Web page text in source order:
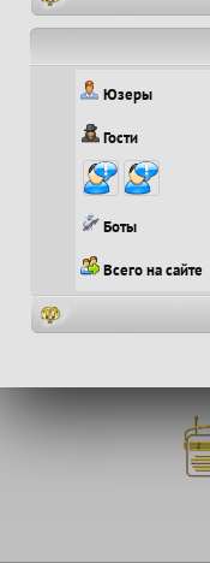
Юзеры
Гости
Боты
Всего на сайте